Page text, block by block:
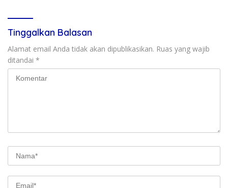
Tinggalkan Balasan
Alamat email Anda tidak akan dipublikasikan. Ruas yang wajib
ditandai *